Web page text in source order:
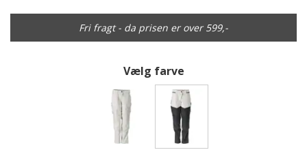
Fri fragt - da prisen er over 599,-
Vælg farve